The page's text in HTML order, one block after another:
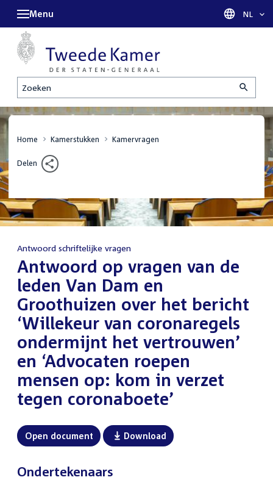
Zoeken
Menu Taal
NL
Home Kamerstukken Kamervragen
Delen
Antwoord schriftelijke vragen
Antwoord op vragen van de
leden Van Dam en
Groothuizen over het bericht
‘Willekeur van coronaregels
ondermijnt het vertrouwen’
en ‘Advocaten roepen
mensen op: kom in verzet
tegen coronaboete’
Open document Download
Ondertekenaars